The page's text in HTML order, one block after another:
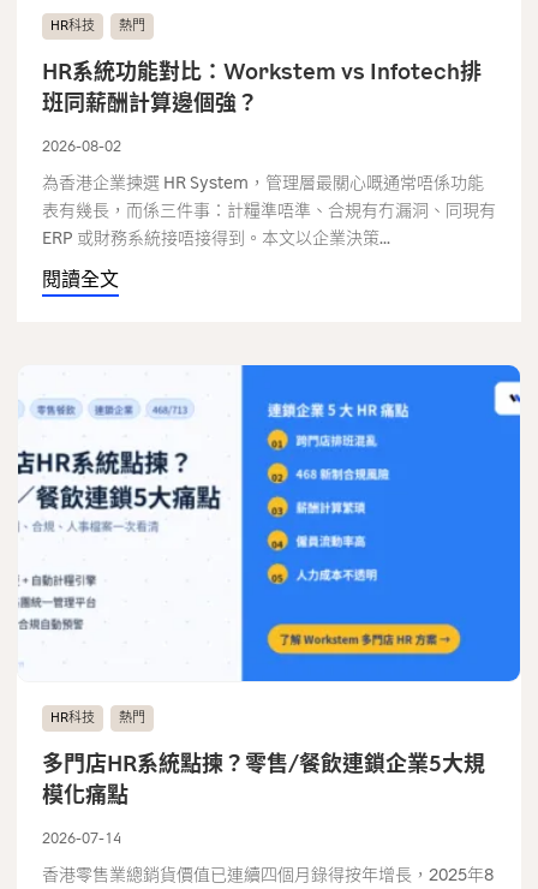
HR科技 熱門
HR系統功能對比：Workstem vs Infotech排
班同薪酬計算邊個強？
2026-08-02
為香港企業揀選 HR System，管理層最關心嘅通常唔係功能
表有幾長，而係三件事：計糧準唔準、合規有冇漏洞、同現有
ERP 或財務系統接唔接得到。本文以企業決策...
閱讀全文
HR科技 熱門
多門店HR系統點揀？零售/餐飲連鎖企業5大規
模化痛點
2026-07-14
香港零售業總銷貨價值已連續四個月錄得按年增長，2025年8